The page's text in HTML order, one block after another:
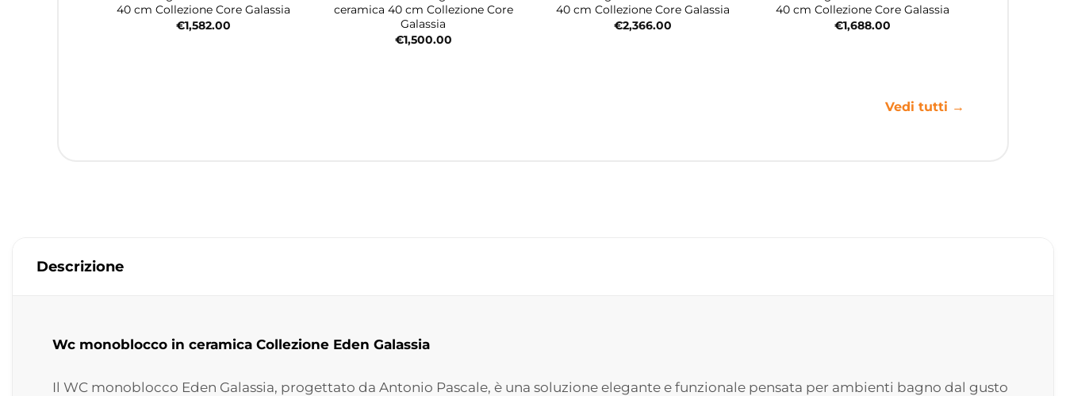
40 cm Collezione Core Galassia
€1,582.00
ceramica 40 cm Collezione Core
Galassia
€1,500.00
40 cm Collezione Core Galassia
€2,366.00
40 cm Collezione Core Galassia
€1,688.00
Vedi tutti →
Descrizione
Wc monoblocco in ceramica Collezione Eden Galassia
Il WC monoblocco Eden Galassia, progettato da Antonio Pascale, è una soluzione elegante e funzionale pensata per ambienti bagno dal gusto